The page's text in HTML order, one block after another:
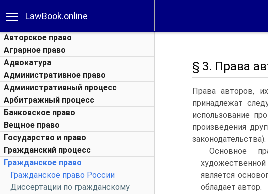
LawBook.online
Авторское право
Аграрное право
Адвокатура
Административное право
Административный процесс
Арбитражный процесс
Банковское право
Вещное право
Государство и право
Гражданский процесс
Гражданское право
Гражданское право России
Диссертации по гражданскому
§ 3. Права
Права авторов,
принадлежат
использование
произведения
законодательства).
Основное
является
обладает автор.